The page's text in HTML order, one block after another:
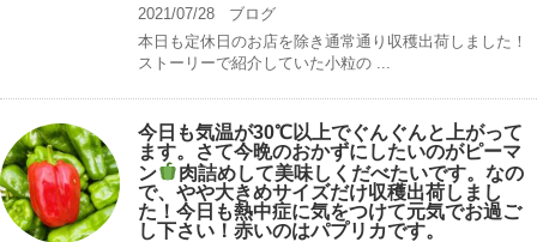
2021/07/28
ブログ
本日も定休日のお店を除き通常通り収穫出荷しました！
ストーリーで紹介していた小粒の ...
今日も気温が30℃以上でぐんぐんと上がって
ます。さて今晩のおかずにしたいのがピーマ
ン
肉詰めして美味しくだべたいです。なの
で、やや大きめサイズだけ収穫出荷しまし
た！今日も熱中症に気をつけて元気でお過ご
し下さい！赤いのはパプリカです。